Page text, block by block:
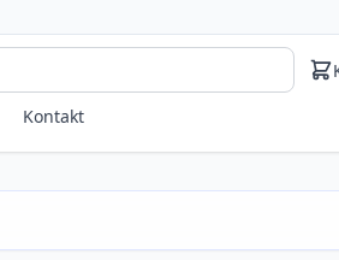
Kontakt